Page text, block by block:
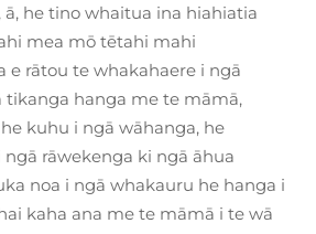
he tino whaitua ina hiahiatia
mea mō tētahi mahi
e rātou te whakahaere i ngā
tikanga hanga me te māmā,
kuhu i ngā wāhanga, he
rāwekenga ki ngā āhua
noa i ngā whakauru he hanga i
kaha ana me te māmā i te wā